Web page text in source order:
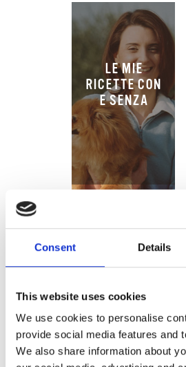
Consent Details
This website uses cookies
We use cookies to personalise
provide social media features and
We also share information about
LE MIE
RICETTE CON
E SENZA
TRATTORIA
DA MARTINA